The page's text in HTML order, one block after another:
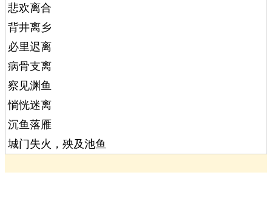
悲欢离合
背井离乡
必里迟离
病骨支离
察见渊鱼
惝恍迷离
沉鱼落雁
城门失火，殃及池鱼